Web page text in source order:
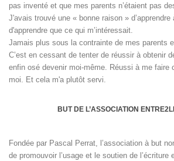
pas inventé et que mes parents n’étaient pas
J'avais trouvé une « bonne raison » d’apprendre
d'apprendre que ce qui m’intéressait.
Jamais plus sous la contrainte de mes parents
C’est en cessant de tenter de réussir à obtenir
enfin osé devenir moi-même. Réussi à me faire
moi. Et cela m'a plutôt servi.
BUT DE L’ASSOCIATION
Fondée par Pascal Perrat, l’association à but
de promouvoir l’usage et le soutien de l’écriture